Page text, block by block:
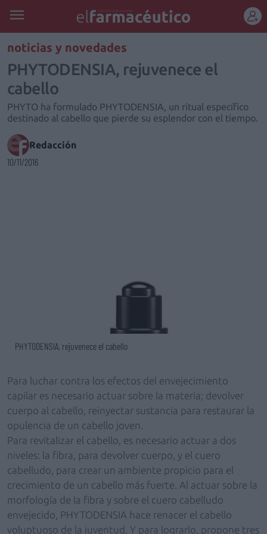
REGÍSTRATE
noticias y novedades
PHYTODENSIA, rejuvenece el
cabello
PHYTO ha formulado PHYTODENSIA, un ritual específico
destinado al cabello que pierde su esplendor con el tiempo.
Redacción
10/11/2016
PHYTODENSIA, rejuvenece el cabello
Para luchar contra los efectos del envejecimiento
capilar es necesario actuar sobre la materia; devolver
cuerpo al cabello, reinyectar sustancia para restaurar la
opulencia de un cabello joven.
Para revitalizar el cabello, es necesario actuar a dos
niveles: la fibra, para devolver cuerpo, y el cuero
cabelludo, para crear un ambiente propicio para el
crecimiento de un cabello más fuerte. Al actuar sobre la
morfología de la fibra y sobre el cuero cabelludo
envejecido, PHYTODENSIA hace renacer el cabello
voluptuoso de la juventud. Y para lograrlo, propone tres